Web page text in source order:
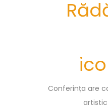
Conferința are